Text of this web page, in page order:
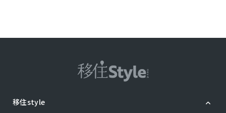
移住style